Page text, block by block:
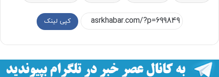
کپی لینک